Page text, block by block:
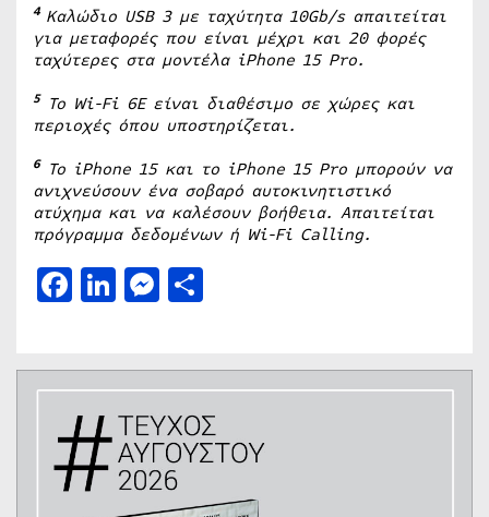
4 Καλώδιο USB 3 με ταχύτητα 10Gb/s απαιτείται
για μεταφορές που είναι μέχρι και 20 φορές
ταχύτερες στα μοντέλα iPhone 15 Pro.
5Το Wi-Fi 6E είναι διαθέσιμο σε χώρες και
περιοχές όπου υποστηρίζεται.
6Το iPhone 15 και το iPhone 15 Pro μπορούν να
ανιχνεύσουν ένα σοβαρό αυτοκινητιστικό
ατύχημα και να καλέσουν βοήθεια. Απαιτείται
πρόγραμμα δεδομένων ή Wi-Fi Calling.
Facebook
LinkedIn
Messenger